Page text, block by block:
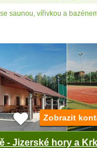
saunou, vířivkou a
Zobrazit